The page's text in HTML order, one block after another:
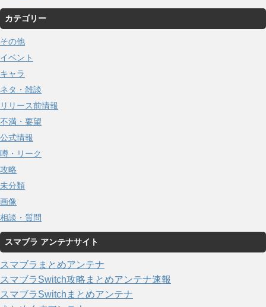
カテゴリー
その他
イベント
キャラ
ネタ・雑談
リリース前情報
不満・要望
公式情報
噂・リーク
攻略
未分類
画像
相談・質問
スマブラ アンテナサイト
スマブラまとめアンテナ
スマブラSwitch攻略まとめアンテナ速報
スマブラSwitchまとめアンテナ